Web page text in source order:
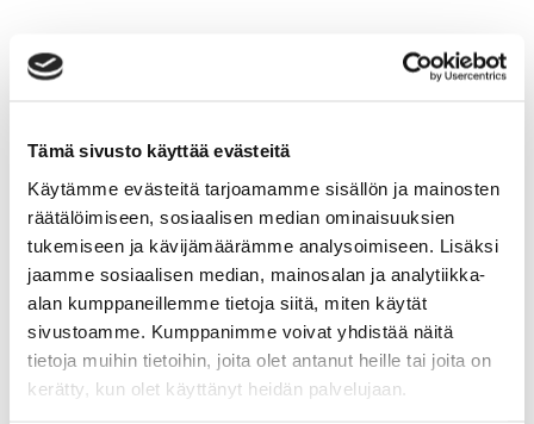
Tämä sivusto käyttää evästeitä
Käytämme evästeitä tarjoamamme sisällön ja mainosten
räätälöimiseen, sosiaalisen median ominaisuuksien
tukemiseen ja kävijämäärämme analysoimiseen. Lisäksi
jaamme sosiaalisen median, mainosalan ja analytiikka-
alan kumppaneillemme tietoja siitä, miten käytät
sivustoamme. Kumppanimme voivat yhdistää näitä
tietoja muihin tietoihin, joita olet antanut heille tai joita on
kerätty, kun olet käyttänyt heidän palvelujaan.